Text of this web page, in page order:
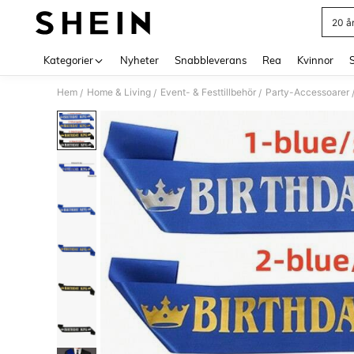
20
Kategorier Nyheter Snabbleverans Rea Kvinnor
Hem / Home & Living / Event- & Festtillbehör / Party-Accessoarer /